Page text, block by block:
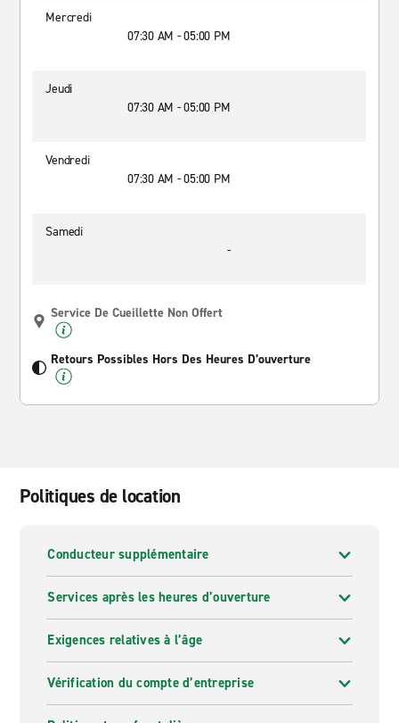
Mercredi
07:30 AM - 05:00 PM
Jeudi
07:30 AM - 05:00 PM
Vendredi
07:30 AM - 05:00 PM
Samedi
-
Service De Cueillette Non Offert
Retours Possibles Hors Des Heures D’ouverture
Politiques de location
Conducteur supplémentaire
Services après les heures d’ouverture
Exigences relatives à l’âge
Vérification du compte d’entreprise